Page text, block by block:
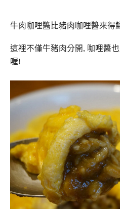
牛肉咖哩醬比豬肉咖哩醬來得
這裡不僅牛豬肉分開, 咖哩醬
喔!